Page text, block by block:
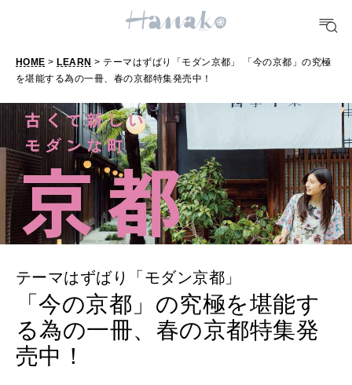
FOOD
どこ行く？
FORTUNE
明日のわたし
[12星座別] Weekly Holoscope
女神まり愛のタロットメッセージ
算命学がわかる今月のあなた
自分にやさしく
LEARN
HOME > LEARN > テーマはずばり「モダン京都」 「今の京都」の究極
を堪能する為の一冊、春の京都特集発売中！
テーマはずばり「モダン京都」
「今の京都」の究極を堪能す
る為の一冊、春の京都特集発
売中！